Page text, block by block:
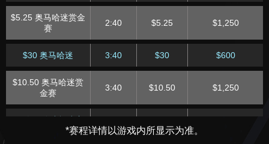
$5.25 奥马哈迷赏金
赛
2:40 $5.25 $1,250
$30 奥马哈迷 3:40 $30 $600
$10.50 奥马哈迷赏
金赛
3:40 $10.50 $1,250
*赛程详情以游戏内所显示为准。